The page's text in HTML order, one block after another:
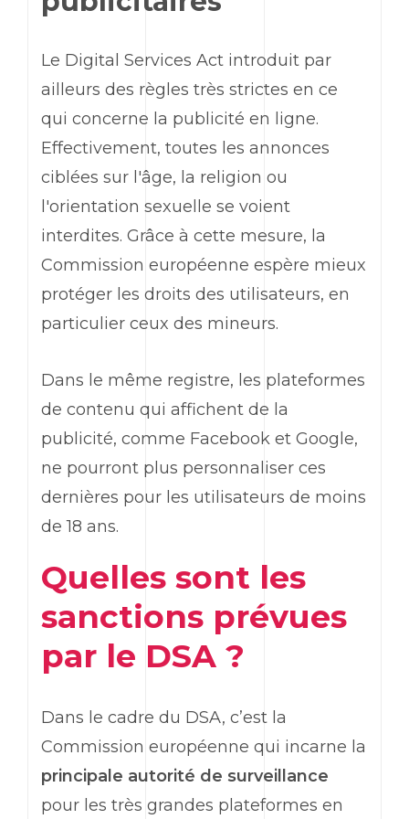
Le Digital Services Act introduit par
ailleurs des règles très strictes en ce
qui concerne la publicité en ligne.
Effectivement, toutes les annonces
ciblées sur l'âge, la religion ou
l'orientation sexuelle se voient
interdites. Grâce à cette mesure, la
Commission européenne espère mieux
protéger les droits des utilisateurs, en
particulier ceux des mineurs.
Dans le même registre, les plateformes
de contenu qui affichent de la
publicité, comme Facebook et Google,
ne pourront plus personnaliser ces
dernières pour les utilisateurs de moins
de 18 ans.
Quelles sont les
sanctions prévues
par le DSA ?
Dans le cadre du DSA, c’est la
Commission européenne qui incarne la
principale autorité de surveillance
pour les très grandes plateformes en